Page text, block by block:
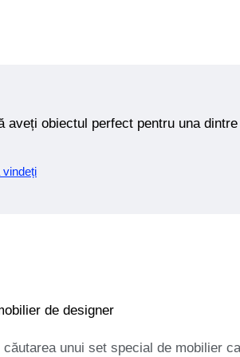
aveți obiectul perfect pentru una
vindeți
de designer
căutarea unui set special de mobilier